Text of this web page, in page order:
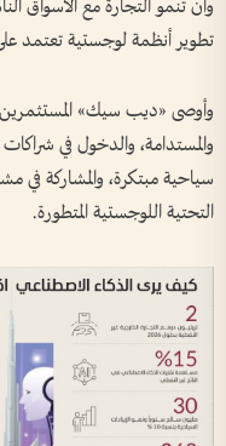
تطوير أنظمة لوجستية تعتمد
وأوصى «ديب سيك» المستثمرين
والمستدامة، والدخول في
سياحية مبتكرة، والمشاركة في
التحتية اللوجستية المتطورة.